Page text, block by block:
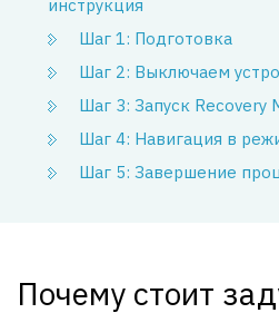
инструкция
Шаг 1: Подготовка
Шаг 2: Выключаем
Шаг 3: Запуск Recovery
Шаг 4: Навигация в
Шаг 5: Завершение
Почему стоит